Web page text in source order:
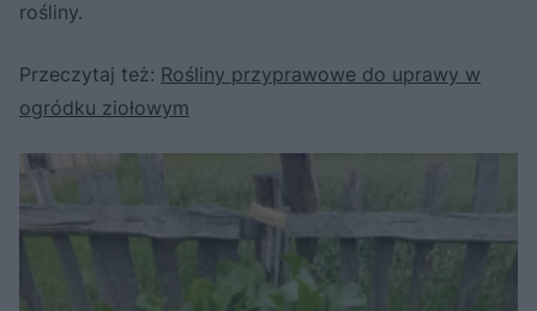
rośliny.
Przeczytaj też: Rośliny przyprawowe do uprawy w
ogródku ziołowym